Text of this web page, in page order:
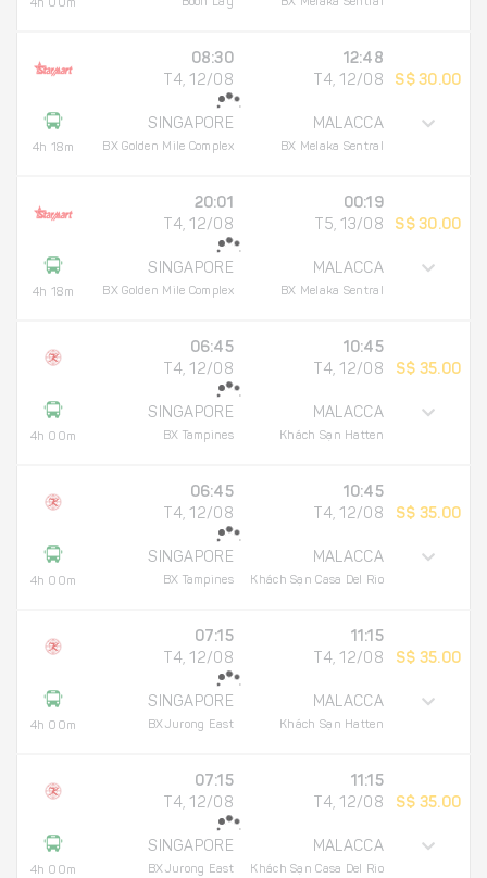
4h 00m Boon Lay BX Melaka Sentral
4h 18m
08:30
T4, 12/08
SINGAPORE
BX Golden Mile Complex
12:48
T4, 12/08
MALACCA
BX Melaka Sentral
S$ 30.00
4h 18m
20:01
T4, 12/08
SINGAPORE
BX Golden Mile Complex
00:19
T5, 13/08
MALACCA
BX Melaka Sentral
S$ 30.00
4h 00m
06:45
T4, 12/08
SINGAPORE
BX Tampines
10:45
T4, 12/08
MALACCA
Khách Sạn Hatten
S$ 35.00
4h 00m
06:45
T4, 12/08
SINGAPORE
BX Tampines
10:45
T4, 12/08
MALACCA
Khách Sạn Casa Del Rio
S$ 35.00
4h 00m
07:15
T4, 12/08
SINGAPORE
BXJurong East
11:15
T4, 12/08
MALACCA
Khách Sạn Hatten
S$ 35.00
4h 00m
07:15
T4, 12/08
SINGAPORE
BXJurong East
11:15
T4, 12/08
MALACCA
Khách Sạn Casa Del Rio
S$ 35.00